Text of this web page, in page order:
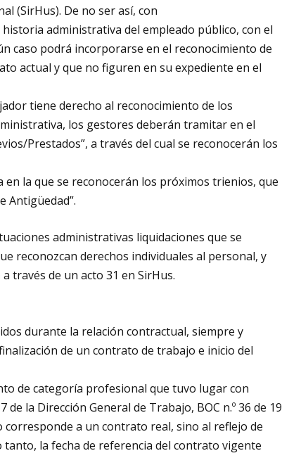
(SirHus). De no ser así, con
administrativa del empleado público, con el
caso podrá incorporarse en el reconocimiento de
actual y que no figuren en su expediente en el
tiene derecho al reconocimiento de los
los gestores deberán tramitar en el
Prestados”, a través del cual se reconocerán los
la que se reconocerán los próximos trienios, que
Antigüedad”.
administrativas liquidaciones que se
reconozcan derechos individuales al personal, y
través de un acto 31 en SirHus.
durante la relación contractual, siempre y
de un contrato de trabajo e inicio del
de categoría profesional que tuvo lugar con
la Dirección General de Trabajo, BOC n.º 36 de 19
corresponde a un contrato real, sino al reflejo de
la fecha de referencia del contrato vigente